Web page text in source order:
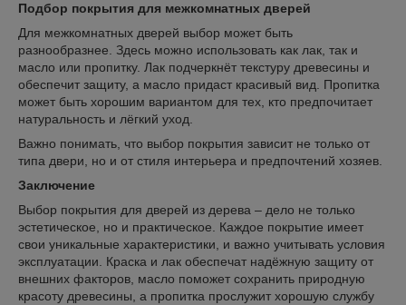
Подбор покрытия для межкомнатных дверей
Для межкомнатных дверей выбор может быть
разнообразнее. Здесь можно использовать как лак, так и
масло или пропитку. Лак подчеркнёт текстуру древесины и
обеспечит защиту, а масло придаст красивый вид. Пропитка
может быть хорошим вариантом для тех, кто предпочитает
натуральность и лёгкий уход.
Важно понимать, что выбор покрытия зависит не только от
типа двери, но и от стиля интерьера и предпочтений хозяев.
Заключение
Выбор покрытия для дверей из дерева – дело не только
эстетическое, но и практическое. Каждое покрытие имеет
свои уникальные характеристики, и важно учитывать условия
эксплуатации. Краска и лак обеспечат надёжную защиту от
внешних факторов, масло поможет сохранить природную
красоту древесины, а пропитка прослужит хорошую службу